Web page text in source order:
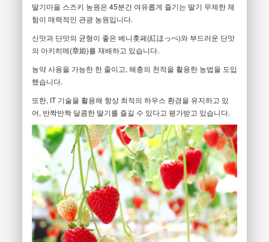
딸기마을 스즈키 농원은 45분간 여유롭게 즐기는 딸기 무제한 체
험이 매력적인 관광 농원입니다.
신맛과 단맛의 균형이 좋은 베니홋페(紅ほっぺ)와 부드러운 단맛
의 아키히메(章姫)를 재배하고 있습니다.
농약 사용을 가능한 한 줄이고, 해충의 천적을 활용한 농법을 도입
했습니다.
또한, IT 기술을 활용해 항상 최적의 하우스 환경을 유지하고 있
어, 반짝반짝 달콤한 딸기를 즐길 수 있다고 평가받고 있습니다.